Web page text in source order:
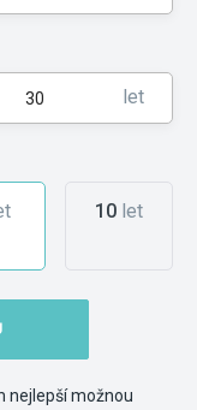
let
10 let
nejlepší možnou